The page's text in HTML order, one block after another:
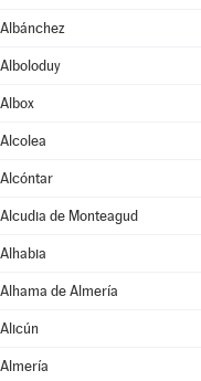
Albánchez
Alboloduy
Albox
Alcolea
Alcóntar
Alcudia de Monteagud
Alhabia
Alhama de Almería
Alicún
Almería